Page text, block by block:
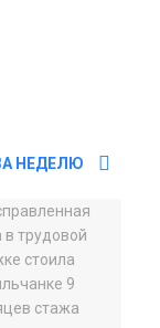
НЕДЕЛЮ